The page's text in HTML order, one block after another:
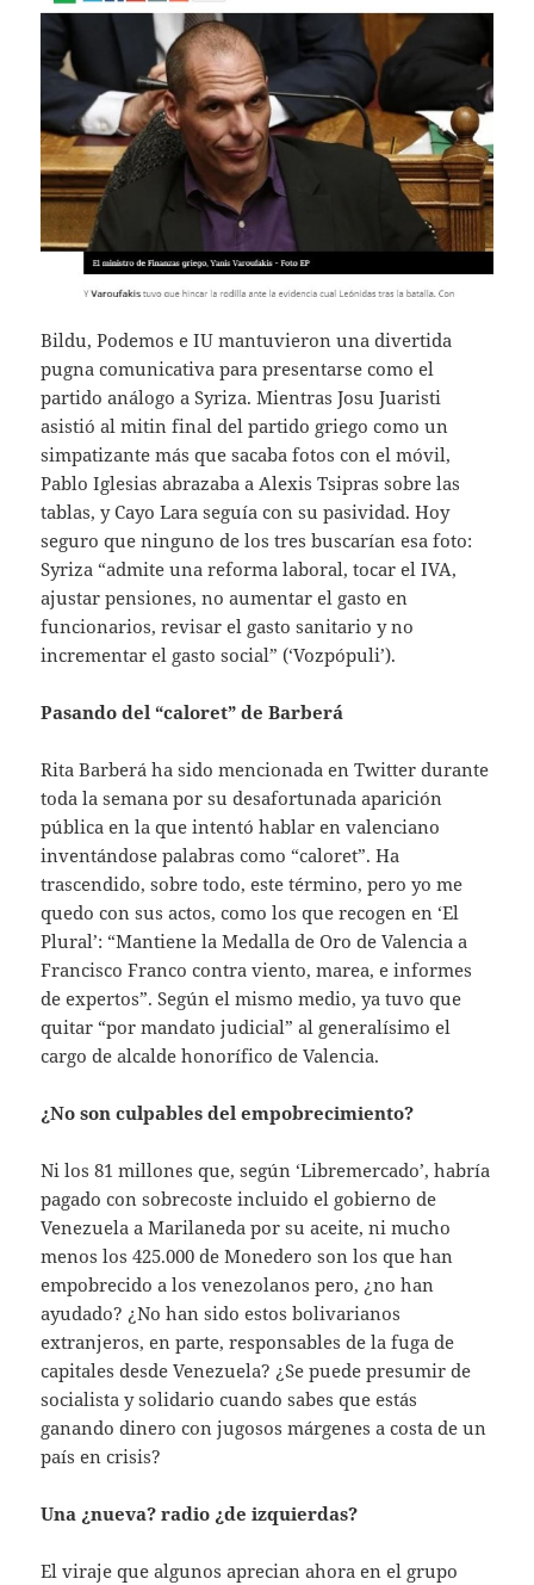
Bildu, Podemos e IU mantuvieron una divertida
pugna comunicativa para presentarse como el
partido análogo a Syriza. Mientras Josu Juaristi
asistió al mitin final del partido griego como un
simpatizante más que sacaba fotos con el móvil,
Pablo Iglesias abrazaba a Alexis Tsipras sobre las
tablas, y Cayo Lara seguía con su pasividad. Hoy
seguro que ninguno de los tres buscarían esa foto:
Syriza “admite una reforma laboral, tocar el IVA,
ajustar pensiones, no aumentar el gasto en
funcionarios, revisar el gasto sanitario y no
incrementar el gasto social” (‘Vozpópuli’).
Pasando del “caloret” de Barberá
Rita Barberá ha sido mencionada en Twitter durante
toda la semana por su desafortunada aparición
pública en la que intentó hablar en valenciano
inventándose palabras como “caloret”. Ha
trascendido, sobre todo, este término, pero yo me
quedo con sus actos, como los que recogen en ‘El
Plural’: “Mantiene la Medalla de Oro de Valencia a
Francisco Franco contra viento, marea, e informes
de expertos”. Según el mismo medio, ya tuvo que
quitar “por mandato judicial” al generalísimo el
cargo de alcalde honorífico de Valencia.
¿No son culpables del empobrecimiento?
Ni los 81 millones que, según ‘Libremercado’, habría
pagado con sobrecoste incluido el gobierno de
Venezuela a Marilaneda por su aceite, ni mucho
menos los 425.000 de Monedero son los que han
empobrecido a los venezolanos pero, ¿no han
ayudado? ¿No han sido estos bolivarianos
extranjeros, en parte, responsables de la fuga de
capitales desde Venezuela? ¿Se puede presumir de
socialista y solidario cuando sabes que estás
ganando dinero con jugosos márgenes a costa de un
país en crisis?
Una ¿nueva? radio ¿de izquierdas?
El viraje que algunos aprecian ahora en el grupo